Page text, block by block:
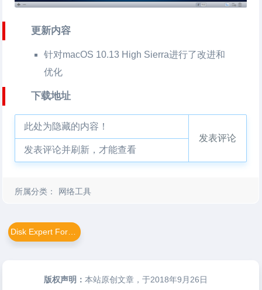
更新内容
针对macOS 10.13 High Sierra进行了改进和
优化
下载地址
此处为隐藏的内容！
发表评论并刷新，才能查看
发表评论
所属分类： 网络工具
版权声明：本站原创文章，于2018年9月26日